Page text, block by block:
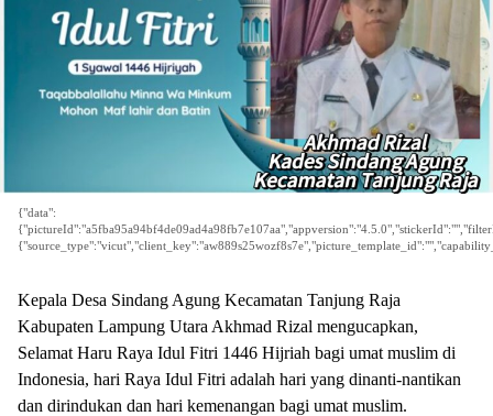
{"data":
Kepala Desa Sindang Agung Kecamatan Tanjung Raja
Kabupaten Lampung Utara Akhmad Rizal mengucapkan,
Selamat Haru Raya Idul Fitri 1446 Hijriah bagi umat muslim di
Indonesia, hari Raya Idul Fitri adalah hari yang dinanti-nantikan
dan dirindukan dan hari kemenangan bagi umat muslim.